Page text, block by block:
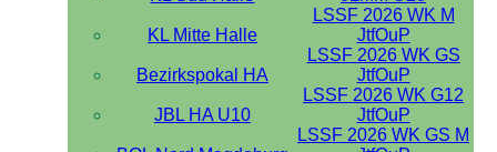
KL Mitte Halle
LSSF 2026 WK M
JtfOuP
Bezirkspokal HA
LSSF 2026 WK GS
JtfOuP
JBL HA U10
LSSF 2026 WK G12
JtfOuP
LSSF 2026 WK GS M